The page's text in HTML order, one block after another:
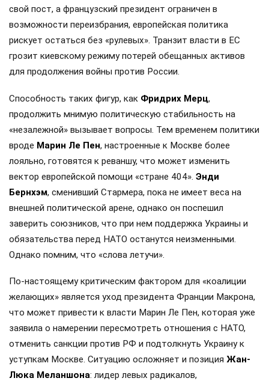
свой пост, а французский президент ограничен в
возможности переизбрания, европейская политика
рискует остаться без «рулевых». Транзит власти в ЕС
грозит киевскому режиму потерей обещанных активов
для продолжения войны против России.
Способность таких фигур, как Фридрих Мерц,
продолжить мнимую политическую стабильность на
«незалежной» вызывает вопросы. Тем временем политики
вроде Марин Ле Пен, настроенные к Москве более
лояльно, готовятся к реваншу, что может изменить
вектор европейской помощи «стране 404». Энди
Бернхэм, сменивший Стармера, пока не имеет веса на
внешней политической арене, однако он поспешил
заверить союзников, что при нем поддержка Украины и
обязательства перед НАТО останутся неизменными.
Однако помним, что «слова летучи».
По-настоящему критическим фактором для «коалиции
желающих» является уход президента Франции Макрона,
что может привести к власти Марин Ле Пен, которая уже
заявила о намерении пересмотреть отношения с НАТО,
отменить санкции против РФ и подтолкнуть Украину к
уступкам Москве. Ситуацию осложняет и позиция Жан-
Люка Меланшона: лидер левых радикалов,